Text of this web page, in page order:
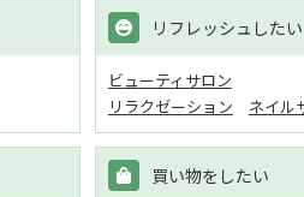
リフレッシュしたい
ビューティサロン
リラクゼーション
ネイル
買い物をしたい